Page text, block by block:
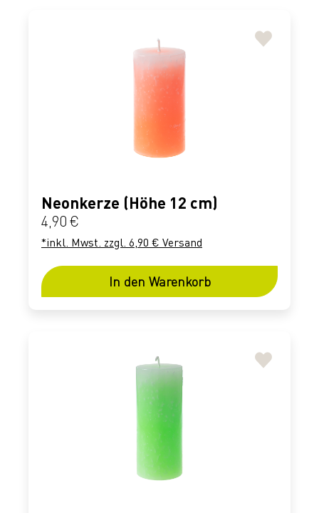
Neonkerze (Höhe 12 cm)
Regulärer Preis:
4,90 €
*inkl. Mwst. zzgl. 6,90 € Versand
In den Warenkorb